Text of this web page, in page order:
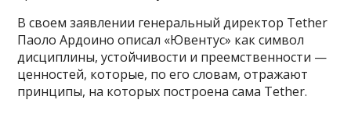
В своем заявлении генеральный директор Tether
Паоло Ардоино описал «Ювентус» как символ
дисциплины, устойчивости и преемственности —
ценностей, которые, по его словам, отражают
принципы, на которых построена сама Tether.